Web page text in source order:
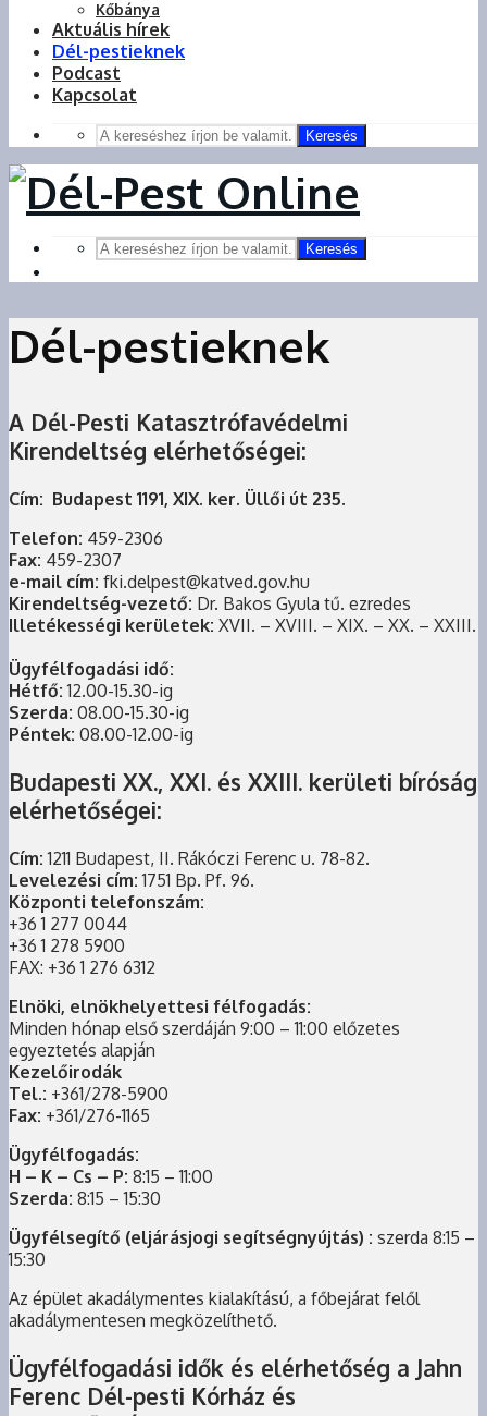
Kőbánya
Aktuális hírek
Dél-pestieknek
Podcast
Kapcsolat
Keresés
Keresés
Dél-pestieknek
A Dél-Pesti Katasztrófavédelmi
Kirendeltség elérhetőségei:
Cím: Budapest 1191, XIX. ker. Üllői út 235.
Telefon: 459-2306
Fax: 459-2307
e-mail cím: fki.delpest@katved.gov.hu
Kirendeltség-vezető: Dr. Bakos Gyula tű. ezredes
Illetékességi kerületek: XVII. – XVIII. – XIX. – XX. – XXIII.
Ügyfélfogadási idő:
Hétfő:12.00-15.30-ig
Szerda: 08.00-15.30-ig
Péntek: 08.00-12.00-ig
Budapesti XX., XXI. és XXIII. kerületi bíróság
elérhetőségei:
Cím: 1211 Budapest, II. Rákóczi Ferenc u. 78-82.
Levelezési cím: 1751 Bp. Pf. 96.
Központi telefonszám:
+36 1 277 0044
+36 1 278 5900
FAX: +36 1 276 6312
Elnöki, elnökhelyettesi félfogadás:
Minden hónap első szerdáján 9:00 – 11:00 előzetes
egyeztetés alapján
Kezelőirodák
Tel.: +361/278-5900
Fax: +361/276-1165
Ügyfélfogadás:
H – K – Cs – P: 8:15 – 11:00
Szerda: 8:15 – 15:30
Ügyfélsegítő (eljárásjogi segítségnyújtás) : szerda 8:15 –
15:30
Az épület akadálymentes kialakítású, a főbejárat felől
akadálymentesen megközelíthető.
Ügyfélfogadási idők és elérhetőség a Jahn
Ferenc Dél-pesti Kórház és